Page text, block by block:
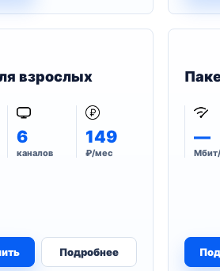
взрослых
6
каналов
149
₽/мес
Подробнее
—